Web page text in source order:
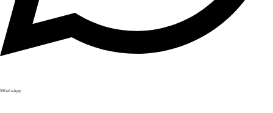
WhatsApp